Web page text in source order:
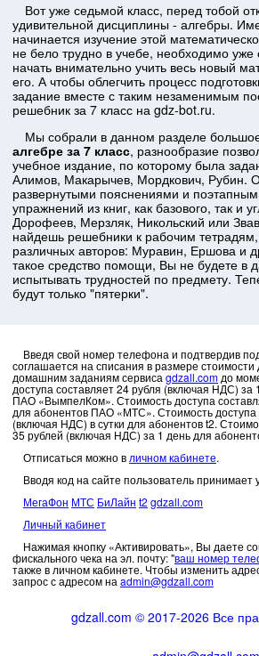
Вот уже седьмой класс, перед тобой
удивительной дисциплины - алгебры.
начинается изучение этой
не бело трудно в учебе, необходимо уже
начать внимательно учить весь новый
его. А чтобы облегчить процесс
задание вместе с таким незаменимым
решебник за 7 класс на gdz-bot.ru.
Мы собрали в данном разделе
алгебре за 7 класс, разнообразие
учебное издание, по которому была
Алимов, Макарычев, Мордкович, Рубин.
развернутыми пояснениями и
упражнений из книг, как базового, так и
Дорофеев, Мерзляк, Никольский или
найдешь решебники к рабочим
различных авторов: Муравин, Ершова и
такое средство помощи, Вы не будете в
испытывать трудностей по предмету.
будут только "пятерки".
Введя свой номер телефона и подтвердив
соглашается на списания в размере стоимости
домашним заданиям сервиса gdzall.com до
доступа составляет 24 рубля (включая НДС) за
ПАО «ВымпелКом». Стоимость доступа
для абонентов ПАО «МТС». Стоимость доступа
(включая НДС) в сутки для абонентов t2.
35 рублей (включая НДС) за 1 день для
Отписаться можно в личном кабинете.
Вводя код на сайте пользователь принимает
МегаФон МТС БиЛайн t2 gdzall.com
Личный кабинет
Нажимая кнопку «Активировать», Вы даете
фискального чека на эл. почту: "ваш номер
также в личном кабинете. Чтобы изменить
запрос с адресом на admin@gdzall.com
gdzall.com © 2017-2026 Все